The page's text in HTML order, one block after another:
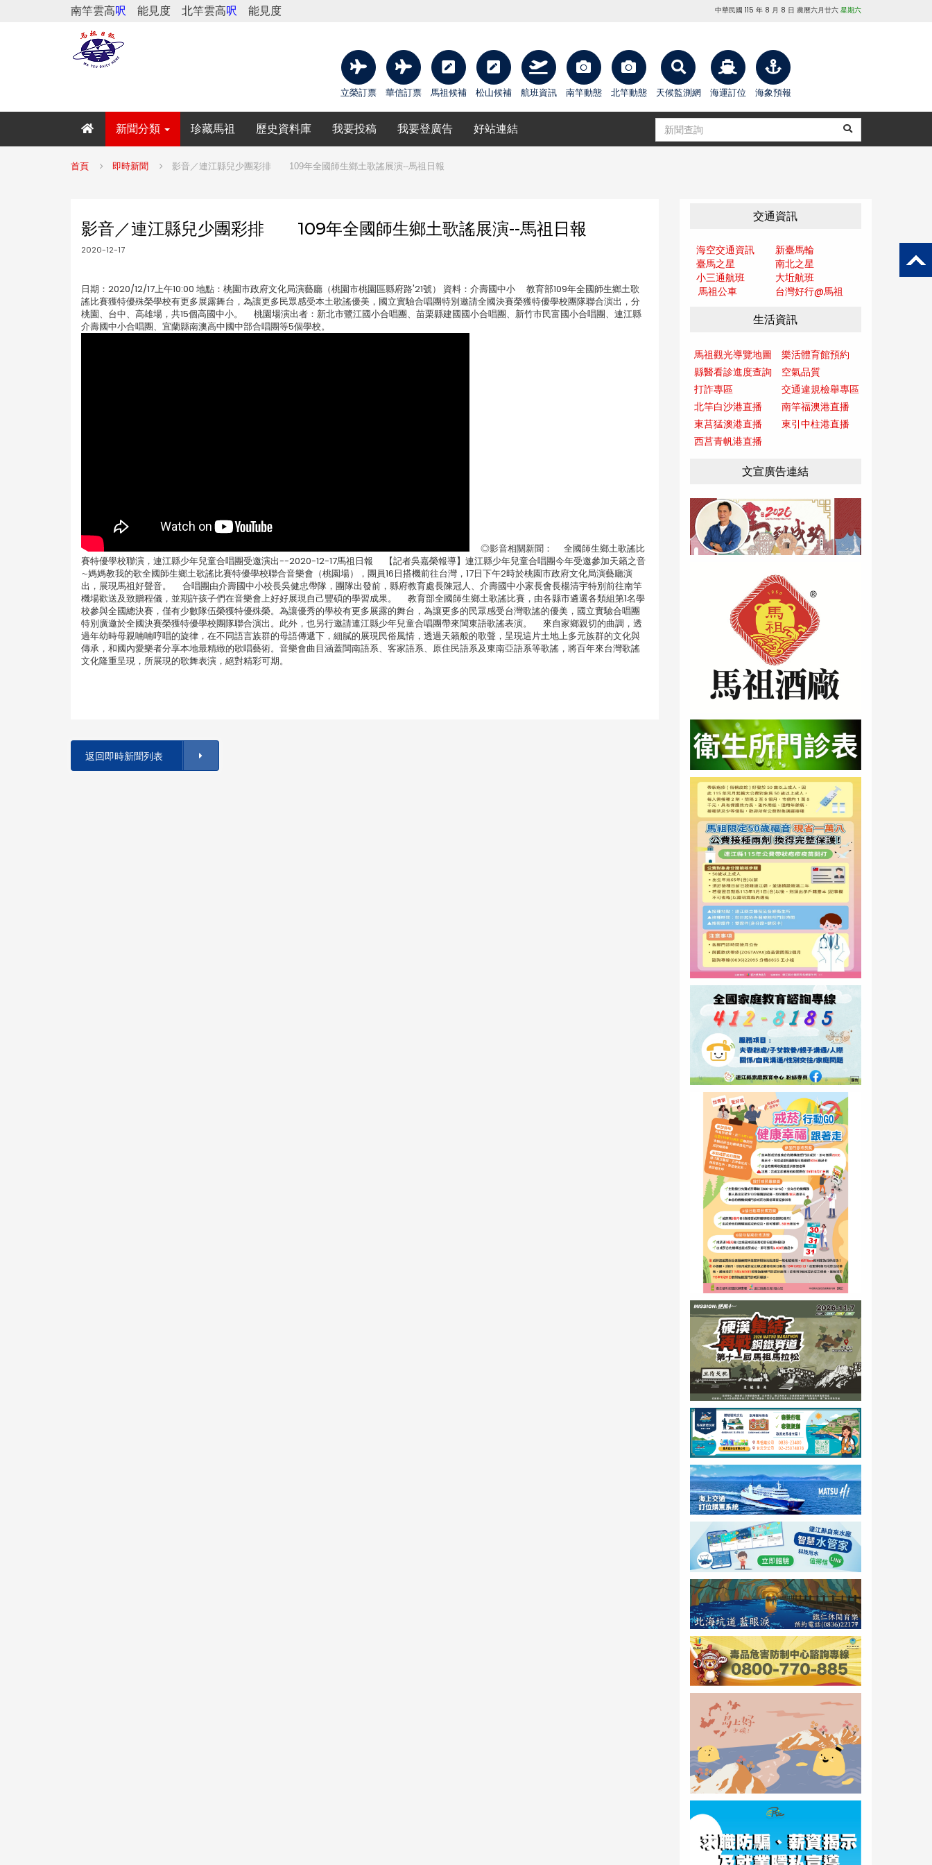
南竿雲高呎 能見度 北竿雲高呎 能見度 中華民國 115 年 8 月 8 日 農曆六月廿六 星期六
立榮訂票 華信訂票 馬祖候補 松山候補 航班資訊 南竿動態 北竿動態 天候監測網 海運訂位 海象預報
新聞分類 珍藏馬祖 歷史資料庫 我要投稿 我要登廣告 好站連結
首頁 即時新聞 影音／連江縣兒少團彩排 109年全國師生鄉土歌謠展演--馬祖日報
影音／連江縣兒少團彩排 109年全國師生鄉土歌謠展演--馬祖日報
2020-12-17
日期：2020/12/17上午10:00 地點：桃園市政府文化局演藝廳（桃園市桃園區縣府路'21號） 資料：介壽國中小 教育部109年全國師生鄉土歌
謠比賽獲特優殊榮學校有更多展露舞台，為讓更多民眾感受本土歌謠優美，國立實驗合唱團特別邀請全國決賽榮獲特優學校團隊聯合演出，分
桃園、台中、高雄場，共15個高國中小。 桃園場演出者：新北市鷺江國小合唱團、苗栗縣建國國小合唱團、新竹市民富國小合唱團、連江縣
介壽國中小合唱團、宜蘭縣南澳高中國中部合唱團等5個學校。
◎影音相關新聞： 全國師生鄉土歌謠比
賽特優學校聯演，連江縣少年兒童合唱團受邀演出--2020-12-17馬祖日報 【記者吳嘉榮報導】連江縣少年兒童合唱團今年受邀參加天籟之音
∼媽媽教我的歌全國師生鄉土歌謠比賽特優學校聯合音樂會（桃園場），團員16日搭機前往台灣，17日下午2時於桃園市政府文化局演藝廳演
出，展現馬祖好聲音。 合唱團由介壽國中小校長吳健忠帶隊，團隊出發前，縣府教育處長陳冠人、介壽國中小家長會長楊清宇特別前往南竿
機場歡送及致贈程儀，並期許孩子們在音樂會上好好展現自己豐碩的學習成果。 教育部全國師生鄉土歌謠比賽，由各縣市遴選各類組第1名學
校參與全國總決賽，僅有少數隊伍榮獲特優殊榮。為讓優秀的學校有更多展露的舞台，為讓更多的民眾感受台灣歌謠的優美，國立實驗合唱團
特別廣邀於全國決賽榮獲特優學校團隊聯合演出。此外，也另行邀請連江縣少年兒童合唱團帶來閩東語歌謠表演。 來自家鄉親切的曲調，透
過年幼時母親喃喃哼唱的旋律，在不同語言族群的母語傳遞下，細膩的展現民俗風情，透過天籟般的歌聲，呈現這片土地上多元族群的文化與
傳承，和國內愛樂者分享本地最精緻的歌唱藝術。音樂會曲目涵蓋閩南語系、客家語系、原住民語系及東南亞語系等歌謠，將百年來台灣歌謠
文化隆重呈現，所展現的歌舞表演，絕對精彩可期。
返回即時新聞列表
交通資訊
海空交通資訊
新臺馬輪
臺馬之星
南北之星
小三通航班
大坵航班
馬祖公車
台灣好行@馬祖
生活資訊
馬祖觀光導覽地圖
樂活體育館預約
縣醫看診進度查詢
空氣品質
打詐專區
交通違規檢舉專區
北竿白沙港直播
南竿福澳港直播
東莒猛澳港直播
東引中柱港直播
西莒青帆港直播
文宣廣告連結